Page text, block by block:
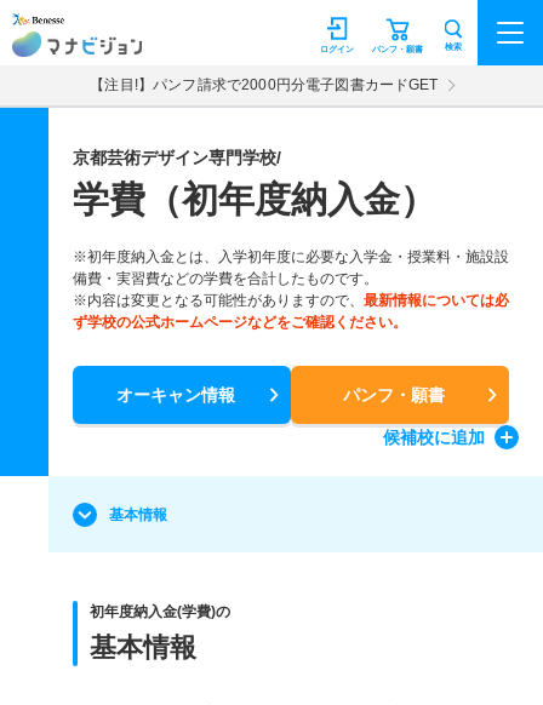
マナビジョン パンフ・願書
ログイン 検索
【注目!】パンフ請求で2000円分電子図書カードGET
京都芸術デザイン専門学校/
学費（初年度納入金）
※初年度納入金とは、入学初年度に必要な入学金・授業料・施設設
備費・実習費などの学費を合計したものです。
※内容は変更となる可能性がありますので、 最新情報については必
ず学校の公式ホームページなどをご確認ください。
オーキャン情報 パンフ・願書
候補校に追加
基本情報
初年度納入金(学費)の
基本情報